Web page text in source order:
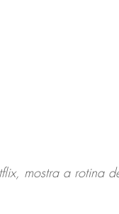
mostra a rotina